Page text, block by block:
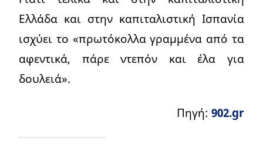
Ελλάδα και στην καπιταλιστική Ισπανία
ισχύει το «πρωτόκολλα γραμμένα από τα
αφεντικά, πάρε ντεπόν και έλα για
δουλειά».
Πηγή: 902.gr